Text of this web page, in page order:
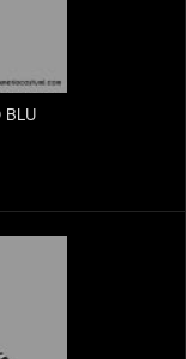
BLU